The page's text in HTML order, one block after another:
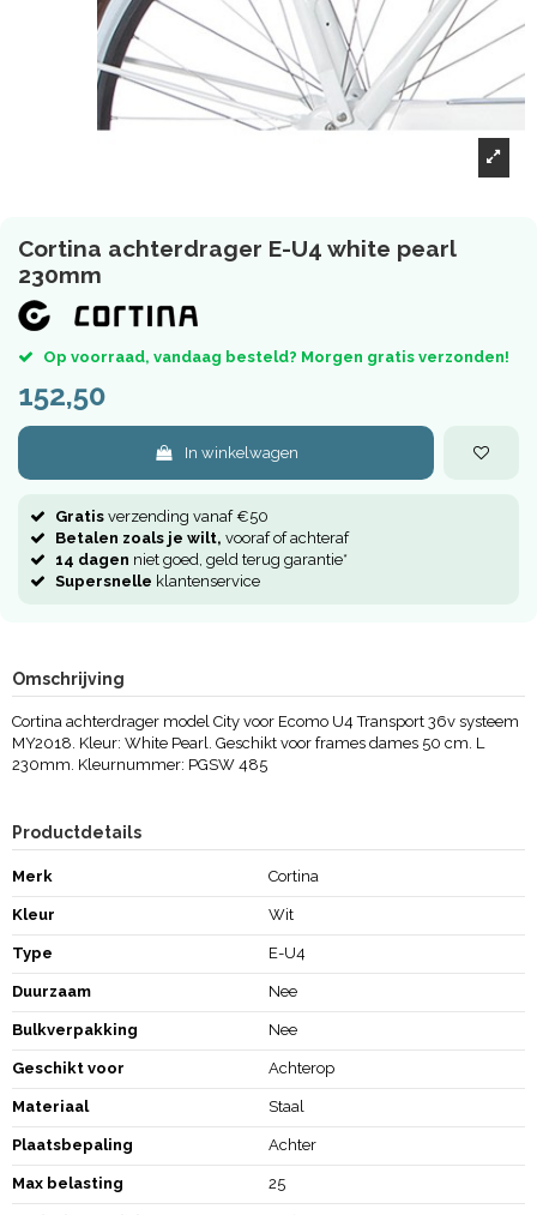
Cortina achterdrager E-U4 white pearl
230mm
Op voorraad, vandaag besteld? Morgen gratis verzonden!
152,50
In winkelwagen
Gratis verzending vanaf €50
Betalen zoals je wilt, vooraf of achteraf
14 dagen niet goed, geld terug garantie*
Supersnelle klantenservice
Omschrijving
Cortina achterdrager model City voor Ecomo U4 Transport 36v systeem
MY2018. Kleur: White Pearl. Geschikt voor frames dames 50 cm. L
230mm. Kleurnummer: PGSW 485
Productdetails
Merk Cortina
Kleur Wit
Type E-U4
Duurzaam Nee
Bulkverpakking Nee
Geschikt voor Achterop
Materiaal Staal
Plaatsbepaling Achter
Max belasting 25